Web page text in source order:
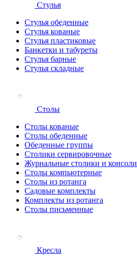
Стулья
Стулья обеденные
Стулья кованые
Стулья пластиковые
Банкетки и табуреты
Стулья барные
Стулья складные
Столы
Столы кованые
Столы обеденные
Обеденные группы
Столики сервировочные
Журнальные столики и консоли
Столы компьютерные
Столы из ротанга
Садовые комплекты
Комплекты из ротанга
Столы письменные
Кресла